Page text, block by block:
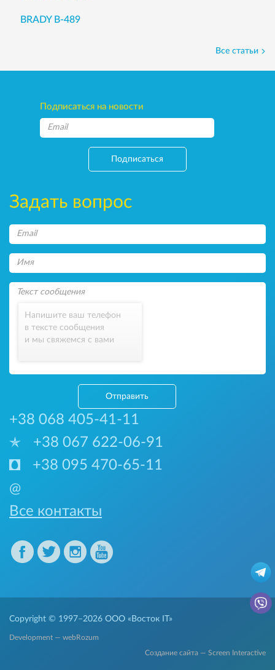
BRADY B-489
Все статьи
Подписаться на новости
Подписаться
Задать вопрос
Напишите ваш телефон
в тексте сообщения
и мы свяжемся с вами
Отправить
+38 068 405-41-11
+38 067 622-06-91
+38 095 470-65-11
@
Все контакты
Copyright © 1997–2026 ООО «Восток IT»
Development — webRozum
Создание сайта — Screen Interactive